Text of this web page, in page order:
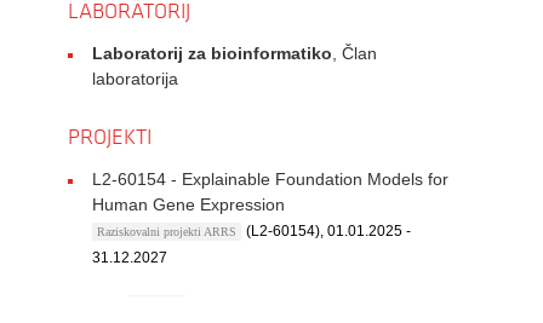
LABORATORIJ
Laboratorij za bioinformatiko , Član
laboratorija
PROJEKTI
L2-60154 - Explainable Foundation Models for
Human Gene Expression
Raziskovalni projekti ARRS
(L2-60154), 01.01.2025 -
31.12.2027